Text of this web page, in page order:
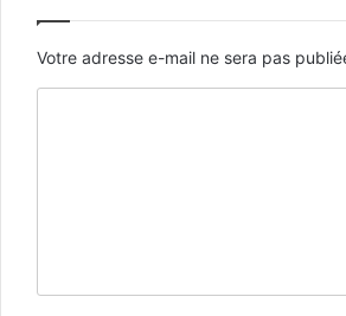
Votre adresse e-mail ne sera pas